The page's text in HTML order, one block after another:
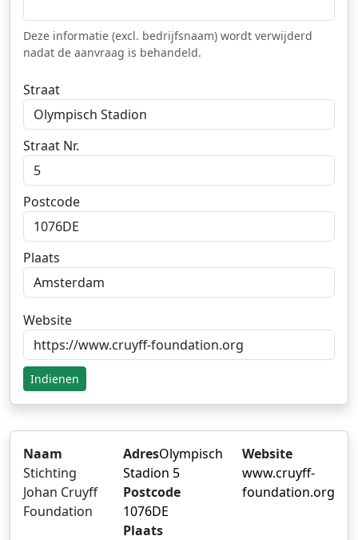
Deze informatie (excl. bedrijfsnaam) wordt verwijderd
nadat de aanvraag is behandeld.
Straat
Straat Nr.
Postcode
Plaats
Website
Indienen
Naam
Stichting
Johan Cruyff
Foundation
AdresOlympisch
Stadion 5
Postcode
1076DE
Plaats
Website
www.cruyff-
foundation.org